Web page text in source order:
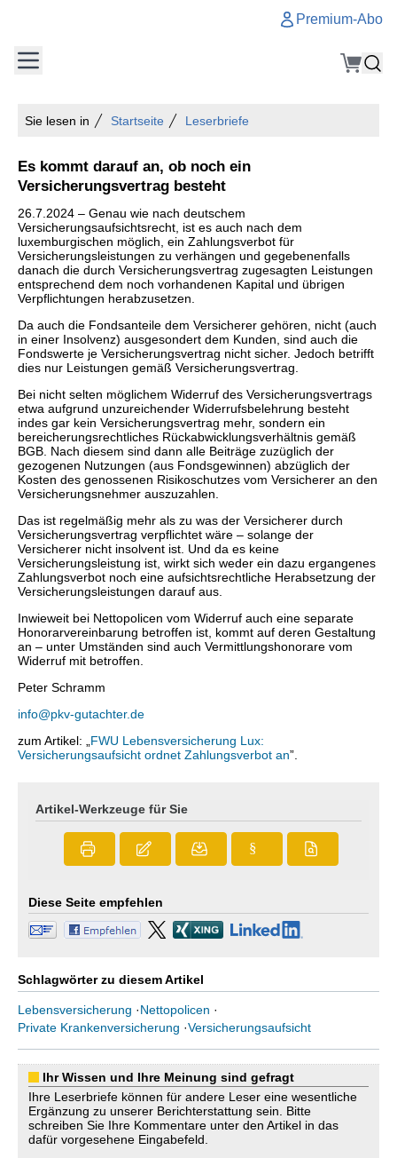
Premium-Abo
Sie lesen in Startseite Leserbriefe
Es kommt darauf an, ob noch ein
Versicherungsvertrag besteht
26.7.2024 – Genau wie nach deutschem
Versicherungsaufsichtsrecht, ist es auch nach dem
luxemburgischen möglich, ein Zahlungsverbot für
Versicherungsleistungen zu verhängen und gegebenenfalls
danach die durch Versicherungsvertrag zugesagten Leistungen
entsprechend dem noch vorhandenen Kapital und übrigen
Verpflichtungen herabzusetzen.
Da auch die Fondsanteile dem Versicherer gehören, nicht (auch
in einer Insolvenz) ausgesondert dem Kunden, sind auch die
Fondswerte je Versicherungsvertrag nicht sicher. Jedoch betrifft
dies nur Leistungen gemäß Versicherungsvertrag.
Bei nicht selten möglichem Widerruf des Versicherungsvertrags
etwa aufgrund unzureichender Widerrufsbelehrung besteht
indes gar kein Versicherungsvertrag mehr, sondern ein
bereicherungsrechtliches Rückabwicklungsverhältnis gemäß
BGB. Nach diesem sind dann alle Beiträge zuzüglich der
gezogenen Nutzungen (aus Fondsgewinnen) abzüglich der
Kosten des genossenen Risikoschutzes vom Versicherer an den
Versicherungsnehmer auszuzahlen.
Das ist regelmäßig mehr als zu was der Versicherer durch
Versicherungsvertrag verpflichtet wäre – solange der
Versicherer nicht insolvent ist. Und da es keine
Versicherungsleistung ist, wirkt sich weder ein dazu ergangenes
Zahlungsverbot noch eine aufsichtsrechtliche Herabsetzung der
Versicherungsleistungen darauf aus.
Inwieweit bei Nettopolicen vom Widerruf auch eine separate
Honorarvereinbarung betroffen ist, kommt auf deren Gestaltung
an – unter Umständen sind auch Vermittlungshonorare vom
Widerruf mit betroffen.
Peter Schramm
info@pkv-gutachter.de
zum Artikel: „ FWU Lebensversicherung Lux:
Versicherungsaufsicht ordnet Zahlungsverbot an”.
Artikel-Werkzeuge für Sie
§
Diese Seite empfehlen
Schlagwörter zu diesem Artikel
Lebensversicherung ·Nettopolicen ·
Private Krankenversicherung ·Versicherungsaufsicht
Ihr Wissen und Ihre Meinung sind gefragt
Ihre Leserbriefe können für andere Leser eine wesentliche
Ergänzung zu unserer Berichterstattung sein. Bitte
schreiben Sie Ihre Kommentare unter den Artikel in das
dafür vorgesehene Eingabefeld.